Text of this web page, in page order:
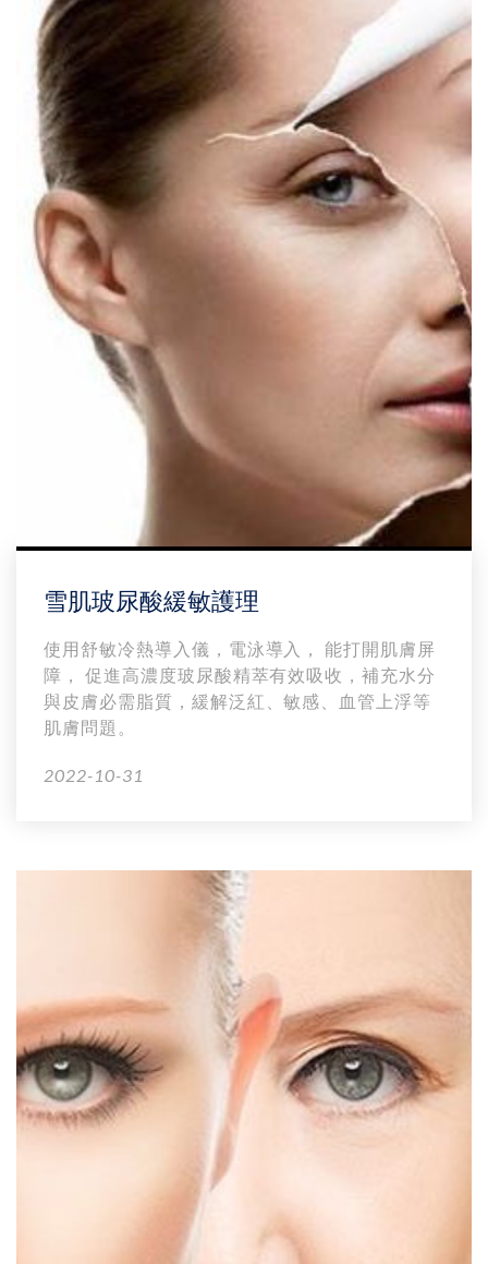
雪肌玻尿酸緩敏護理
使用舒敏冷熱導入儀，電泳導入， 能打開肌膚屏
障， 促進高濃度玻尿酸精萃有效吸收，補充水分
與皮膚必需脂質，緩解泛紅、敏感、血管上浮等
肌膚問題。
2022-10-31